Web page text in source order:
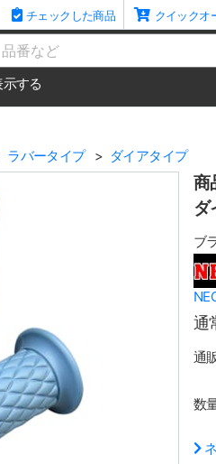
チェックした商品 クイックオ
する
ラバータイプ ダイアタイプ
商
ダ
ブ
通
通
数